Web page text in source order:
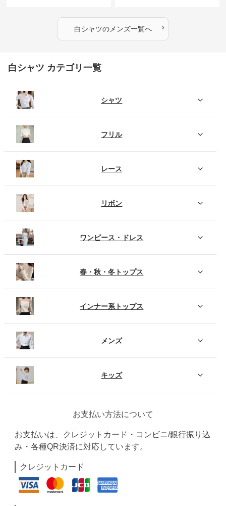
白シャツのメンズ一覧へ ›
白シャツ カテゴリ一覧
シャツ
フリル
レース
リボン
ワンピース・ドレス
春・秋・冬トップス
インナー系トップス
メンズ
キッズ
お支払い方法について
お支払いは、クレジットカード・コンビニ/銀行振り込
み・各種QR決済に対応しています。
クレジットカード